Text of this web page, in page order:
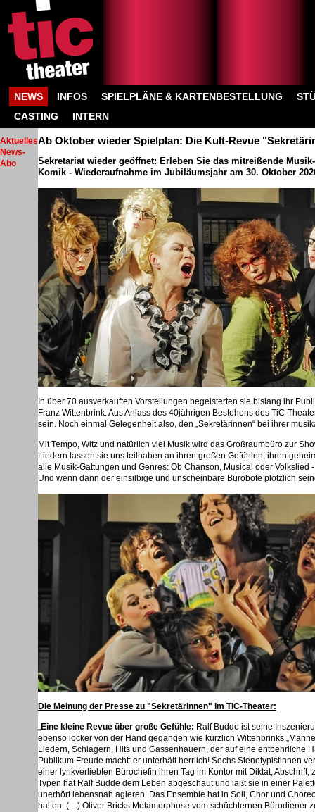
NEWS INFOS SPIELPLÄNE & KARTENBESTELLUNG
CASTING
INTERN
Aktuelles
News-
Abo
Ab Oktober wieder Spielplan: Die Kult-Revue
Sekretariat wieder geöffnet: Erleben Sie das mitreißende
Komik - Wiederaufnahme im Jubiläumsjahr am 30. Oktober
In über 70 ausverkauften Vorstellungen begeisterten sie bislang ihr
Franz Wittenbrink. Aus Anlass des 40jährigen Bestehens des TiC-
sein. Noch einmal Gelegenheit also, den „Sekretärinnen“ bei ihrer
Mit Tempo, Witz und natürlich viel Musik wird das Großraumbüro zur
Liedern lassen sie uns teilhaben an ihren großen Gefühlen, ihren
alle Musik-Gattungen und Genres: Ob Chanson, Musical oder
Und wenn dann der einsilbige und unscheinbare Bürobote plötzlich
Die Meinung der Presse zu "Sekretärinnen" im TiC-Theater:
„Eine kleine Revue über große Gefühle: Ralf Budde ist seine
ebenso locker von der Hand gegangen wie kürzlich Wittenbrinks
Liedern, Schlagern, Hits und Gassenhauern, der auf eine entbehrliche
Publikum Freude macht: er unterhält herrlich! Sechs Ste­notypistinnen
einer lyrikverliebten Bürochefin ihren Tag im Kontor mit Diktat,
Typen hat Ralf Budde dem Leben abgeschaut und läßt sie in einer
unerhört lebensnah agieren. Das Ensemble hat in Soli, Chor und
halten. (…) Oliver Bricks Metamorphose vom schüchternen Bürodiener